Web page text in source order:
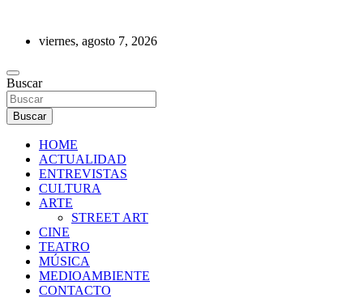
contenidoviernes, agosto 7, 2026
REVISTA DE PRENSA
Buscar
Buscar
HOME
ACTUALIDAD
ENTREVISTAS
CULTURA
ARTE
STREET ART
CINE
TEATRO
MÚSICA
MEDIOAMBIENTE
CONTACTO